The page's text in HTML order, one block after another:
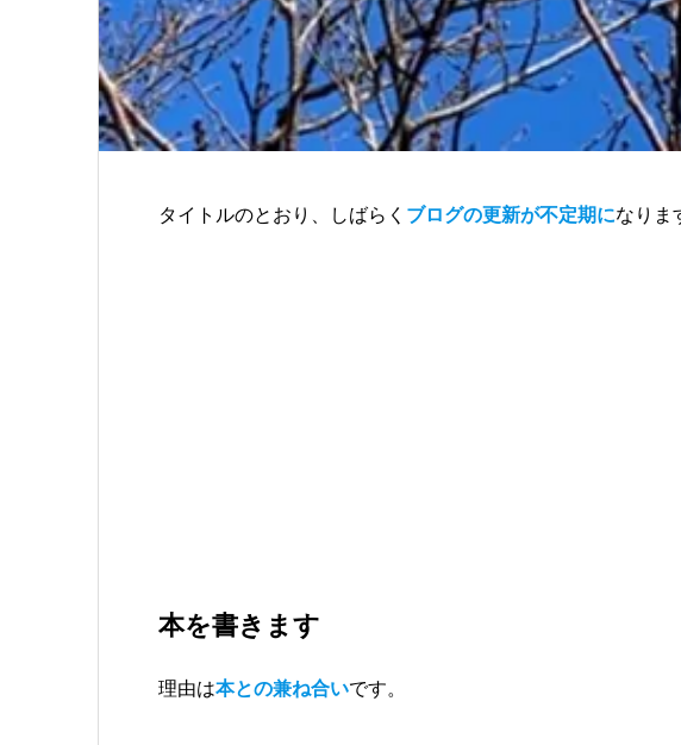
タイトルのとおり、しばらく ブログの更新が不定期になりま
本を書きます
理由は本との兼ね合いです。